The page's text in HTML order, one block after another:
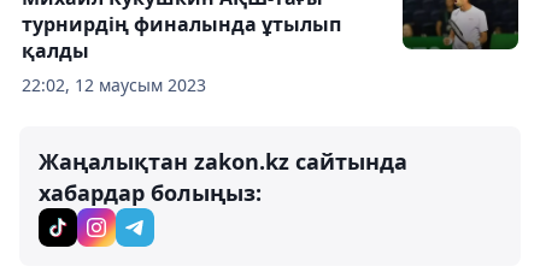
22:02, 12 маусым 2023
турнирдің финалында ұтылып
қалды
Жаңалықтан zakon.kz сайтында
хабардар болыңыз: